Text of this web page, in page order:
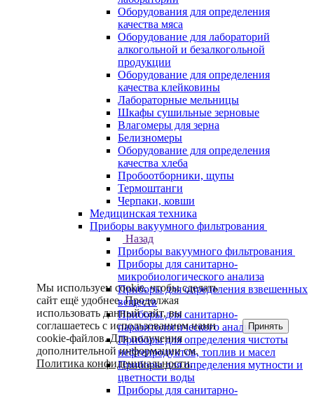
Оборудования для определения
качества мяса
Оборудование для лабораторий
алкогольной и безалкогольной
продукции
Оборудование для определения
качества клейковины
Лабораторные мельницы
Шкафы сушильные зерновые
Влагомеры для зерна
Белизномеры
Оборудование для определения
качества хлеба
Пробоотборники, щупы
Термоштанги
Черпаки, ковши
Медицинская техника
Приборы вакуумного фильтрования
Назад
Приборы вакуумного фильтрования
Приборы для санитарно-
микробиологического анализа
Приборы для определения взвешенных
веществ
Приборы для санитарно-
паразитологического анализа
Приборы для определения чистоты
нефтепродуктов, топлив и масел
Приборы для определения мутности и
цветности воды
Приборы для санитарно-
Мы используем cookie, чтобы сделать
сайт ещё удобнее. Продолжая
использовать данный сайт, вы
соглашаетесь с использованием нами
cookie-файлов. Для получения
дополнительной информации см.
Политика конфиденциальности.
Принять